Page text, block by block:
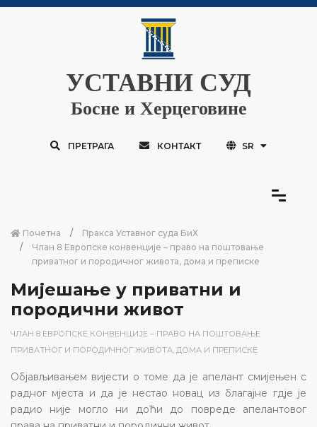
УСТАВНИ СУД
Босне и Херцеговине
ПРЕТРАГА КОНТАКТ SR
Почетна
Пракса Уставног суда БиХ
Члан 8 Европске конвенције – право на поштовање
приватног и породичног живота, дома и преписке
Мијешање у приватни и
породични живот
ЧЛАН 8 ЕВРОПСКЕ КОНВЕНЦИЈЕ – ПРАВО НА ПОШТОВАЊЕ
ПРИВАТНОГ И ПОРОДИЧНОГ ЖИВОТА, ДОМА И ПРЕПИСКЕ
Објављивањем вијести о томе да је апелант смијењен с
радног мјеста и да је нестао новац из благајне гдје је
радио није могло ни доћи до повреде апелантовог